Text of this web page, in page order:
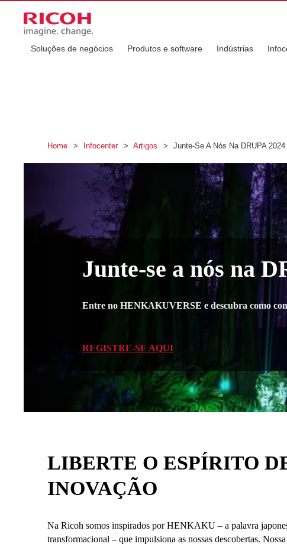
Soluções de negócios Produtos e software Indústrias
Home > Infocenter > Artigos > Junte-Se A Nós Na DRUPA 2024
Junte-se a nós na
Entre no HENKAKUVERSE e descubra como
REGISTRE-SE AQUI
LIBERTE O ESPÍRITO
INOVAÇÃO
Na Ricoh somos inspirados por HENKAKU – a palavra
transformacional – que impulsiona as nossas descobertas.